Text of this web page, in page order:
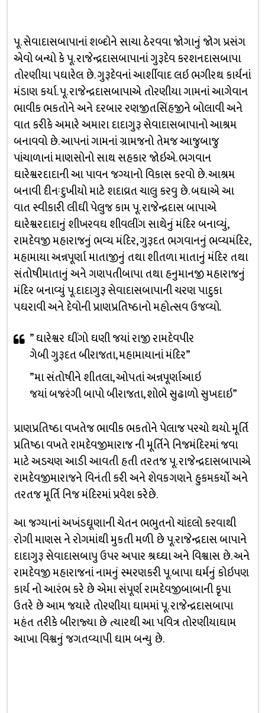
પૂ. સેવાદાસબાપાનાં શબ્દોને સાચા ઠેરવવા જોગાનું જોગ પ્રસંગ
એવો બન્‍યો કે પૂ. રાજેન્‍દ્રદાસબાપાનાં ગુરૂદેવ કરશનદાસબાપા
તોરણીયા પઘારેલ છે. ગુરૂદેવનાં આર્શીવાદ લઇ ભગીરથ કાર્યનાં
મંડાણ કર્યા. પૂ. રાજેન્‍દ્રદાસબાપાએ તોરણીયા ગામનાં આગેવાન
ભાવીક ભકતોને અને દરબાર રણજીતસ‍િંહજીને બોલાવી અને
વાત કરીકે અમારે અમારા દાદાગુરૂ સેવાદાસબાપાનો આશ્રમ
બનાવવો છે. આપનાં ગામનાં ગ્રામજનો તેમજ આજુબાજુ
પાંચાળાનાં માણસોનો સાથ સહકાર જોઇએ. ભગવાન
ઘારેશ્વરદાદાની આ પાવન જગ્‍યાનો વ‍િકાસ કરવો છે. આશ્રમ
બનાવી દીનઃદુખીયો માટે શદાવ્રત ચાલુ કરવુ છે. બઘાએ આ
વાત સ્‍વીકારી લીઘી પેલુજ કામ પૂ. રાજેન્‍દ્રદાસ બાપાએ
ઘારેશ્વરદાદાનું શીખરવઘ શીવલીંગ સાથેનું મંદ‍િર બનાવ્‍યું,
રામદેવજી મહારાજનું ભવ્‍ય મંદ‍િર, ગુરૂદત ભગવાનનું ભવ્‍યમંદ‍િર,
મહામાયા અન્નપૂર્ણા માતાજીનું તથા શીતળા માતાનું મંદ‍િર તથા
સંતોષીમાતાનું અને ગણપત‍ીબાપા તથા હનુમાનજી મહારાજનું
મંદ‍િર બનાવ્‍યું પૂ.દાદાગુરૂ સેવાદાસબાપાની ચરણ પાદુકા
પઘરાવી અને દેવોની પ્રાણપ્રત‍િષ્ઠાનો મહોત્‍સવ ઉજવ્‍યો.
” ઘારેશ્વર ઘીંગો ઘણી જયાં રાજી રામદેવપીર
ગેબી ગુરૂદત બીરાજતા, મહામાયાનાં મંદ‍િર”
”મા સંતોષીને શીતલા, ઓપતાં અન્નપૂર્ણાઆઇ
જયાં બજરંગી બાપો બીરાજતા, શોભે સુઢાળો સુખદાઇ”
પ્રાણપ્રત‍િષ્ઠા વખતેજ ભાવીક ભકતોને પેલાજ પરચો થયો. મૂર્ત‍િ
પ્રત‍િષ્ઠા વખતે રામદેવજીમારાજ ની મૂર્ત‍િને ન‍િજમંદ‍િરમાં જવા
માટે અડચણ આડી આવતી હતી તરતજ પૂ. રાજેન્‍દ્રદાસબાપાએ
રામદેવજીમારાજને વ‍િનંતી કરી અને શેવકગણને હુકમકર્યો અને
તરતજ મૂર્ત‍િ ન‍િજ મંદ‍િરમાં પ્રવેશ કરેછે.
આ જગ્‍યાનાં અખંડઘૂણાની ચેતન ભભુતનો ચાંદલો કરવાથી
રોગી માણસ ને રોગમાંથી મુકતી મળી છે પૂ.રાજેન્‍દ્રદાસ બાપાને
દાદાગુરૂ સેવાદાસબાપુ ઉપર અપાર શ્રઘ્‍ઘા અને વ‍િશ્વાસ છે. અને
રામદેવજી મહારાજનાં નામનું સ્‍મરણકરી પૂ.બાપા ઘર્મનું કોઇપણ
કાર્ય નો આરંભ કરે છે એમા સંપૂર્ણ રામદેવજીબાબાની કૃપા
ઉતરે છે આમ જયારે તોરણીયા ઘામમાં પૂ. રાજેન્‍દ્રદાસબાપા
મહંત તરીકે બીરાજ્યા છે ત્‍યારથી આ પવ‍િત્ર તોરણીયાઘામ
આખા વ‍િશ્વનું જગતવ્‍યાપી ઘામ બન્‍યુ છે.